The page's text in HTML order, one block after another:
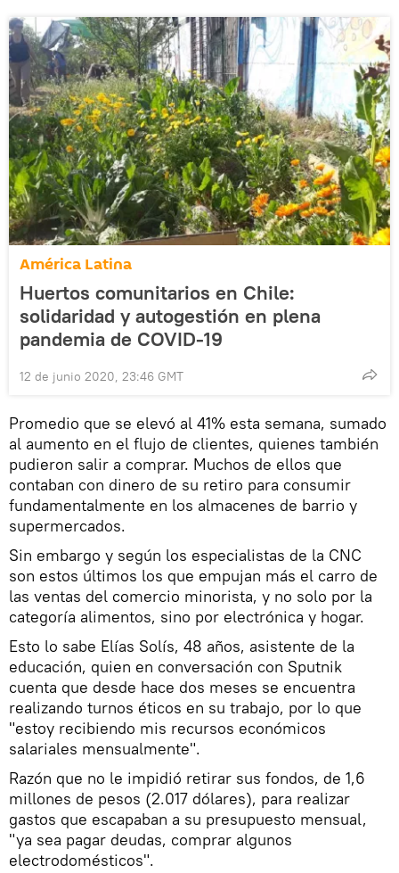
América Latina
Huertos comunitarios en Chile:
solidaridad y autogestión en plena
pandemia de COVID-19
12 de junio 2020, 23:46 GMT
Promedio que se elevó al 41% esta semana, sumado
al aumento en el flujo de clientes, quienes también
pudieron salir a comprar. Muchos de ellos que
contaban con dinero de su retiro para consumir
fundamentalmente en los almacenes de barrio y
supermercados.
Sin embargo y según los especialistas de la CNC
son estos últimos los que empujan más el carro de
las ventas del comercio minorista, y no solo por la
categoría alimentos, sino por electrónica y hogar.
Esto lo sabe Elías Solís, 48 años, asistente de la
educación, quien en conversación con Sputnik
cuenta que desde hace dos meses se encuentra
realizando turnos éticos en su trabajo, por lo que
"estoy recibiendo mis recursos económicos
salariales mensualmente".
Razón que no le impidió retirar sus fondos, de 1,6
millones de pesos (2.017 dólares), para realizar
gastos que escapaban a su presupuesto mensual,
"ya sea pagar deudas, comprar algunos
electrodomésticos".